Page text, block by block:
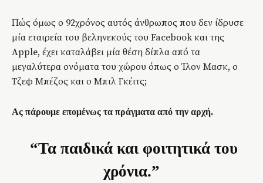
Πώς όμως ο 92χρόνος αυτός άνθρωπος που δεν ίδρυσε
μία εταιρεία του βεληνεκούς του Facebook και της
Apple, έχει καταλάβει μία θέση δίπλα από τα
μεγαλύτερα ονόματα του χώρου όπως ο Ίλον Μασκ, ο
Τζεφ Μπέζος και ο Μπιλ Γκέιτς;
Ας πάρουμε επομένως τα πράγματα από την αρχή.
“Τα παιδικά και φοιτητικά του
χρόνια.”